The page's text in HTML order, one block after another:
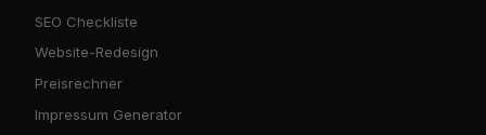
SEO Checkliste
Website-Redesign
Preisrechner
Impressum Generator